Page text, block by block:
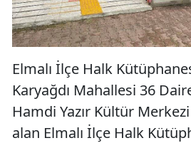
Elmalı İlçe Halk
Karyağdı Mahallesi 36
Hamdi Yazır Kültür
alan Elmalı İlçe Halk